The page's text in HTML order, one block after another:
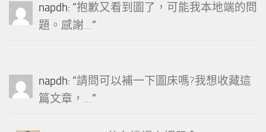
napdh: “抱歉又看到圖了，可能我本地端的問
題。感謝…”
napdh: “請問可以補一下圖床嗎?我想收藏這
篇文章，…”